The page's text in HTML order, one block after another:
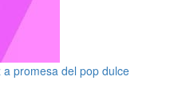
a promesa del pop dulce